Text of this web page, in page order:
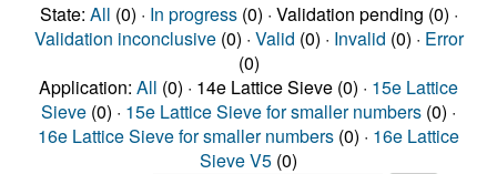
State: All (0) · In progress(0) · Validation pending (0) ·
Validation inconclusive(0) · Valid (0) · Invalid (0) · Error
(0)
Application: All (0) · 14e Lattice Sieve (0) · 15e Lattice
Sieve (0) · 15e Lattice Sieve for smaller numbers (0) ·
16e Lattice Sieve for smaller numbers (0) · 16e Lattice
Sieve V5 (0)